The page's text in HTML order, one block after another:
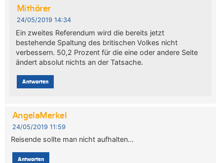
Mithörer
24/05/2019 14:34
Ein zweites Referendum wird die bereits jetzt
bestehende Spaltung des britischen Volkes nicht
verbessern. 50,2 Prozent für die eine oder andere Seite
ändert absolut nichts an der Tatsache.
Antworten
AngelaMerkel
24/05/2019 11:59
Reisende sollte man nicht aufhalten…
Antworten